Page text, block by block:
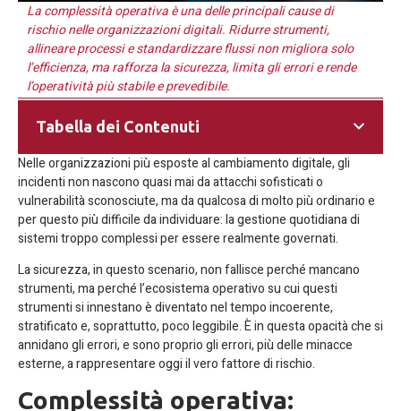
La complessità operativa è una delle principali cause di
rischio nelle organizzazioni digitali. Ridurre strumenti,
allineare processi e standardizzare flussi non migliora solo
l’efficienza, ma rafforza la sicurezza, limita gli errori e rende
l’operatività più stabile e prevedibile.
Tabella dei Contenuti
Nelle organizzazioni più esposte al cambiamento digitale, gli
incidenti non nascono quasi mai da attacchi sofisticati o
vulnerabilità sconosciute, ma da qualcosa di molto più ordinario e
per questo più difficile da individuare: la gestione quotidiana di
sistemi troppo complessi per essere realmente governati.
La sicurezza, in questo scenario, non fallisce perché mancano
strumenti, ma perché l’ecosistema operativo su cui questi
strumenti si innestano è diventato nel tempo incoerente,
stratificato e, soprattutto, poco leggibile. È in questa opacità che si
annidano gli errori, e sono proprio gli errori, più delle minacce
esterne, a rappresentare oggi il vero fattore di rischio.
Complessità operativa: